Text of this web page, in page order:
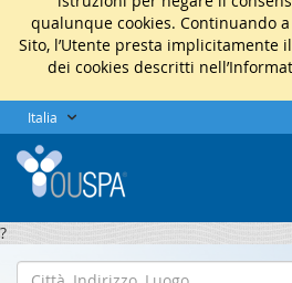
qualunque cookies. Continuando
Sito, l’Utente presta implicitamente
dei cookies descritti
Italia
?